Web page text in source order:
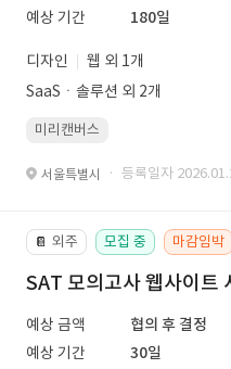
예상 기간
180일
디자인
웹 외 1개
SaaSㆍ솔루션 외 2개
미리캔버스
서울특별시 · 등록일자
📔 외주 모집 중 마감임박
SAT 모의고사 웹사이트
예상 금액
협의 후 결정
예상 기간
30일